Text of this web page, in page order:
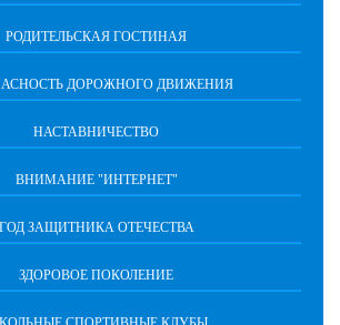
РОДИТЕЛЬСКАЯ ГОСТИНАЯ
ДОРОЖНОГО ДВИЖЕНИЯ
НАСТАВНИЧЕСТВО
ВНИМАНИЕ "ИНТЕРНЕТ"
ГОД ЗАЩИТНИКА ОТЕЧЕСТВА
ЗДОРОВОЕ ПОКОЛЕНИЕ